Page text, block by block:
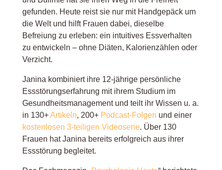
gefunden. Heute reist sie nur mit Handgepäck um
die Welt und hilft Frauen dabei, dieselbe
Befreiung zu erleben: ein intuitives Essverhalten
zu entwickeln – ohne Diäten, Kalorienzählen oder
Verzicht.
Janina kombiniert ihre 12-jährige persönliche
Essstörungserfahrung mit ihrem Studium im
Gesundheitsmanagement und teilt ihr Wissen u. a.
in 130+Artikeln, 200+ Podcast-Folgen und einer
kostenlosen 3-teiligen Videoserie. Über 130
Frauen hat Janina bereits erfolgreich aus ihrer
Essstörung begleitet.